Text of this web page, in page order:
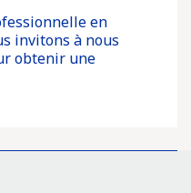
en
invitons à nous
obtenir une